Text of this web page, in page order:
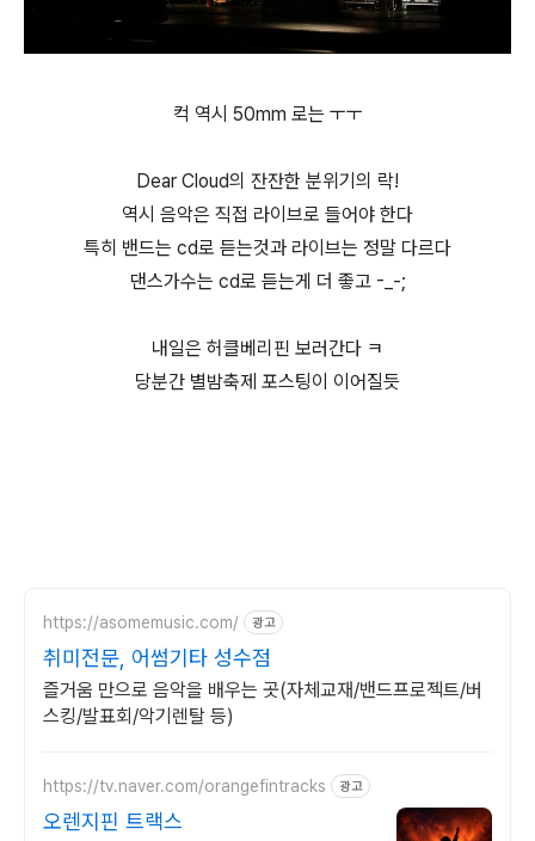
컥 역시 50mm 로는 ㅜㅜ
Dear Cloud의 잔잔한 분위기의 락!
역시 음악은 직접 라이브로 들어야 한다
특히 밴드는 cd로 듣는것과 라이브는 정말 다르다
댄스가수는 cd로 듣는게 더 좋고 -_-;
내일은 허클베리핀 보러간다 ㅋ
당분간 별밤축제 포스팅이 이어질듯
https://asomemusic.com/ 광고
취미전문, 어썸기타 성수점
즐거움 만으로 음악을 배우는 곳(자체교재/밴드프로젝트/버
스킹/발표회/악기렌탈 등)
https://tv.naver.com/orangefintracks 광고
오렌지핀 트랙스